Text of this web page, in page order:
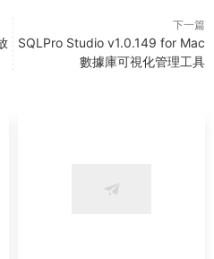
下一篇
SQLPro Studio v1.0.149 for Mac
數據庫可視化管理工具